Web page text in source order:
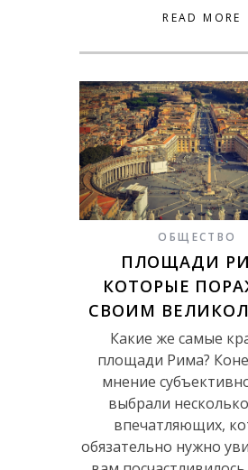
READ MORE
ОБЩЕСТВО
ПЛОЩАДИ
КОТОРЫЕ
СВОИМ
Какие же самые
площади Рима?
мнение
выбрали
впечатляющих,
обязательно нужно